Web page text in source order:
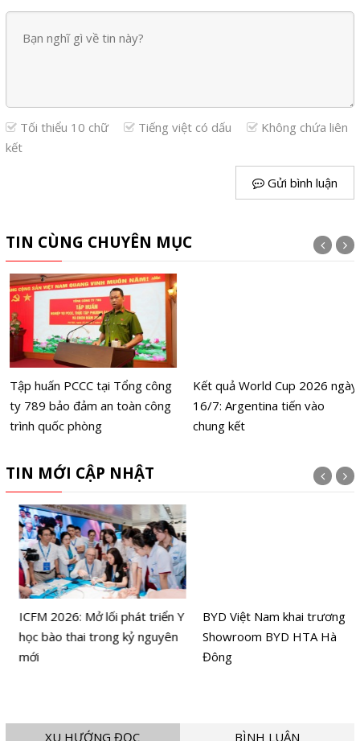
Tối thiểu 10 chữ Tiếng việt có dấu
Không chứa liên
kết
Gửi bình luận
TIN CÙNG CHUYÊN MỤC
Tập huấn PCCC tại Tổng công
ty 789 bảo đảm an toàn công
trình quốc phòng
Kết quả World Cup 2026 ngày
16/7: Argentina tiến vào
chung kết
TIN MỚI CẬP NHẬT
ICFM 2026: Mở lối phát triển Y
học bào thai trong kỷ nguyên
mới
BYD Việt Nam khai trương
Showroom BYD HTA Hà
Đông
XU HƯỚNG ĐỌC BÌNH LUẬN